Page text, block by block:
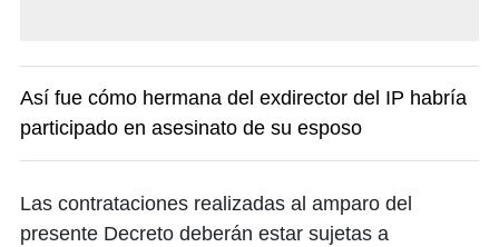
Así fue cómo hermana del exdirector del IP habría
participado en asesinato de su esposo
Las contrataciones realizadas al amparo del
presente Decreto deberán estar sujetas a